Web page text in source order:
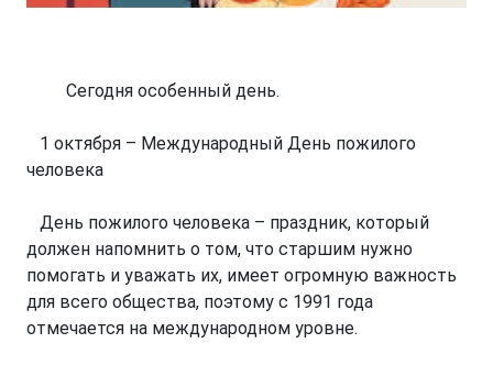
Сегодня особенный день.
1 октября – Международный День пожилого
человека
День пожилого человека – праздник, который
должен напомнить о том, что старшим нужно
помогать и уважать их, имеет огромную важность
для всего общества, поэтому с 1991 года
отмечается на международном уровне.